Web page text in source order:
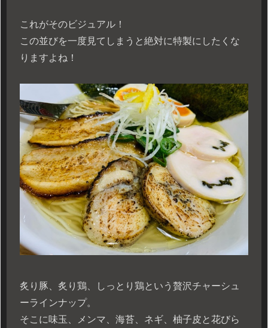
これがそのビジュアル！
この並びを一度見てしまうと絶対に特製にしたくな
りますよね！
炙り豚、炙り鶏、しっとり鶏という贅沢チャーシュ
ーラインナップ。
そこに味玉、メンマ、海苔、ネギ、柚子皮と花びら